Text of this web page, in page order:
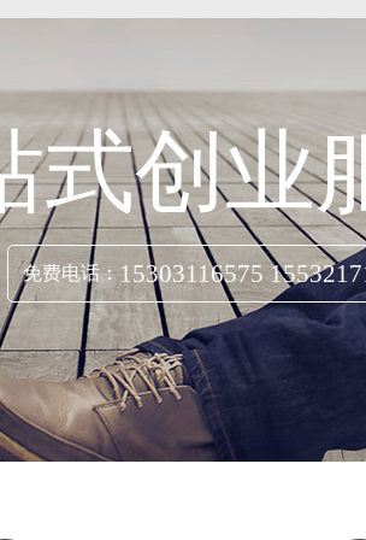
式创业
免费电话： 15303116575